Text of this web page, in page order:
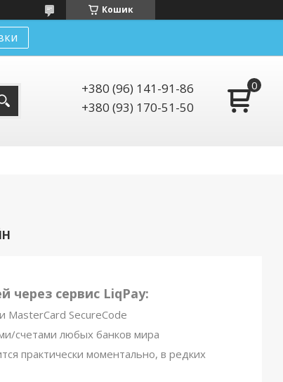
Кошик
+380 (96) 141-91-86
+380 (93) 170-51-50
сервис LiqPay:
MasterCard SecureCode
счетами любых банков мира
практически моментально, в редких